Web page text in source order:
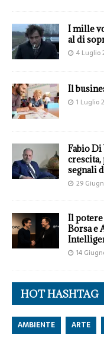
I mille
al di
4 Luglio
Il
1 Luglio
Fabio Di
segnali
29
Il potere
Borsa e
14
HOT HASHTAG
AMBIENTE ARTE